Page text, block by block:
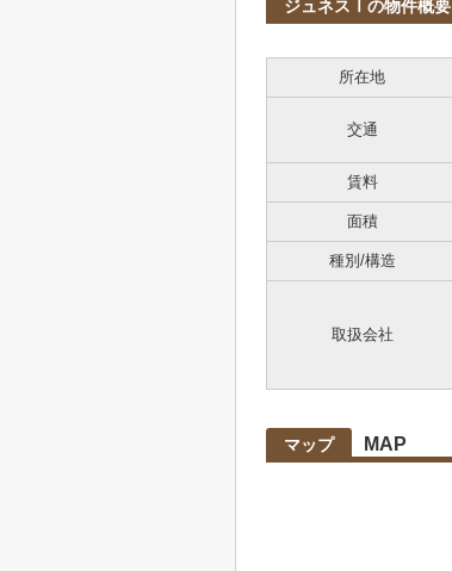
ジュネスⅠの物件概要
所在地
交通
賃料
面積
種別/構造
取扱会社
マップ MAP